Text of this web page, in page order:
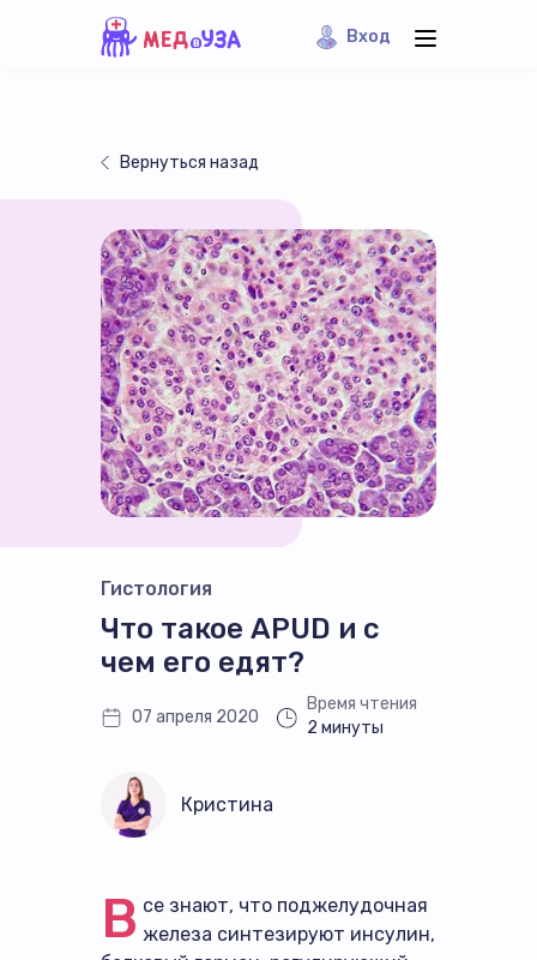
Вход
Вернуться назад
Гистология
Что такое APUD и с
чем его едят?
07 апреля 2020
Время чтения
2 минуты
Кристина
В се знают, что поджелудочная
железа синтезируют инсулин,